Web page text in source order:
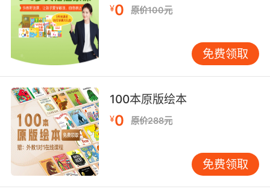
主语、宾语、定语、状语、补语。唯独没有谓
语。
¥0 原价100元
免费领取
100本原版绘本
¥0 原价288元
免费领取